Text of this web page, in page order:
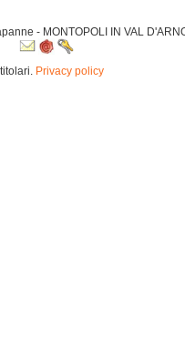
- MONTOPOLI IN VAL
Privacy policy